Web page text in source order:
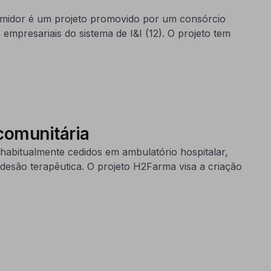
é um projeto promovido por um consórcio
do sistema de I&I (12). O projeto tem
cedidos em ambulatório hospitalar,
terapêutica. O projeto H2Farma visa a criação